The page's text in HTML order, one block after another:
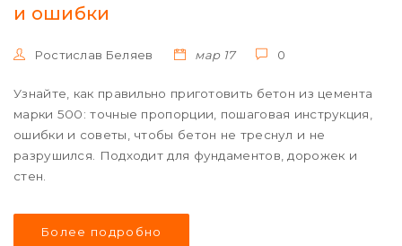
и ошибки
Ростислав Беляев мар 17 0
Узнайте, как правильно приготовить бетон из цемента
марки 500: точные пропорции, пошаговая инструкция,
ошибки и советы, чтобы бетон не треснул и не
разрушился. Подходит для фундаментов, дорожек и
стен.
Более подробно